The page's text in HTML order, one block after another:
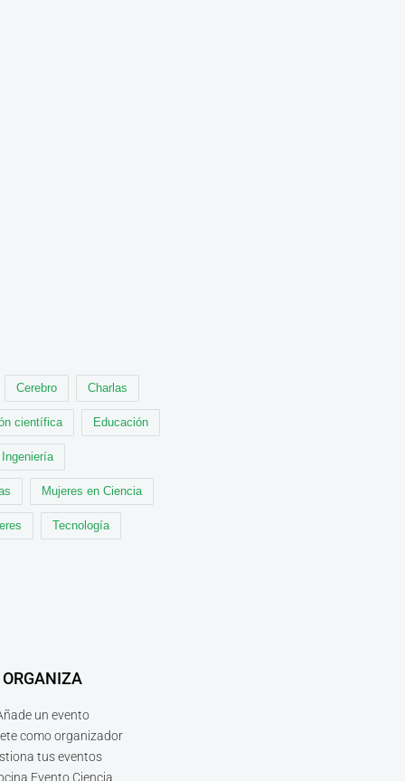
Cerebro Charlas
científica Educación
Ingeniería
Mujeres en Ciencia
Tecnología
ORGANIZA
un evento
como organizador
tus eventos
Evento Ciencia